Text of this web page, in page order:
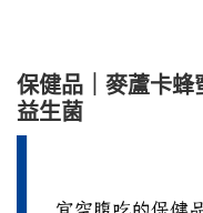
保健品｜麥蘆卡蜂
益生菌